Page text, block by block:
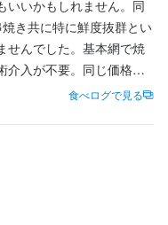
いいかもしれません。同
き共に特に鮮度抜群とい
せんでした。基本網で焼
介入が不要。同じ価格を
食べログで見る
イトでも安心して働けま
がいも抜群です！